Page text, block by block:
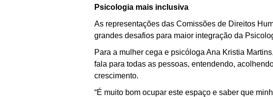
Psicologia mais inclusiva
As representações das Comissões de Direitos
grandes desafios para maior integração da
Para a mulher cega e psicóloga Ana Kristia
fala para todas as pessoas, entendendo,
crescimento.
“É muito bom ocupar este espaço e saber que